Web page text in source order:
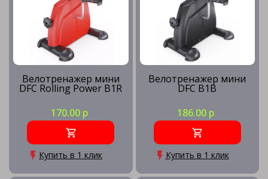
Велотренажер мини
DFC Rolling Power B1R
170.00 р
Купить в 1 клик
Велотренажер мини
DFC B1B
186.00 р
Купить в 1 клик